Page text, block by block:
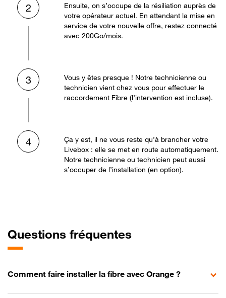
2
Ensuite, on s’occupe de la résiliation auprès de
votre opérateur actuel. En attendant la mise en
service de votre nouvelle offre, restez connecté
avec 200Go/mois.
3
Vous y êtes presque ! Notre technicienne ou
technicien vient chez vous pour effectuer le
raccordement Fibre (l’intervention est incluse).
4
Ça y est, il ne vous reste qu’à brancher votre
Livebox : elle se met en route automatiquement.
Notre technicienne ou technicien peut aussi
s’occuper de l’installation (en option).
Questions fréquentes
Comment faire installer la fibre avec Orange ?